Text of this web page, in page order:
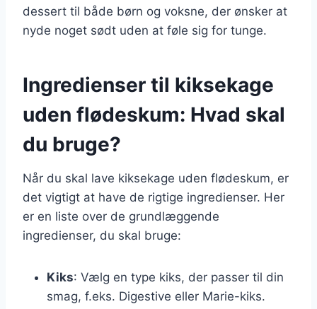
dessert til både børn og voksne, der ønsker at
nyde noget sødt uden at føle sig for tunge.
Ingredienser til kiksekage
uden flødeskum: Hvad skal
du bruge?
Når du skal lave kiksekage uden flødeskum, er
det vigtigt at have de rigtige ingredienser. Her
er en liste over de grundlæggende
ingredienser, du skal bruge:
Kiks: Vælg en type kiks, der passer til din
smag, f.eks. Digestive eller Marie-kiks.